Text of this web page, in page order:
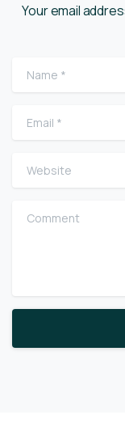
Your email
Name
Email
Website
Comment